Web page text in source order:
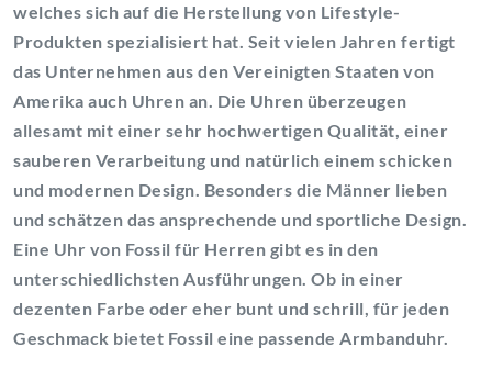
welches sich auf die Herstellung von Lifestyle-
Produkten spezialisiert hat. Seit vielen Jahren fertigt
das Unternehmen aus den Vereinigten Staaten von
Amerika auch Uhren an. Die Uhren überzeugen
allesamt mit einer sehr hochwertigen Qualität, einer
sauberen Verarbeitung und natürlich einem schicken
und modernen Design. Besonders die Männer lieben
und schätzen das ansprechende und sportliche Design.
Eine Uhr von Fossil für Herren gibt es in den
unterschiedlichsten Ausführungen. Ob in einer
dezenten Farbe oder eher bunt und schrill, für jeden
Geschmack bietet Fossil eine passende Armbanduhr.